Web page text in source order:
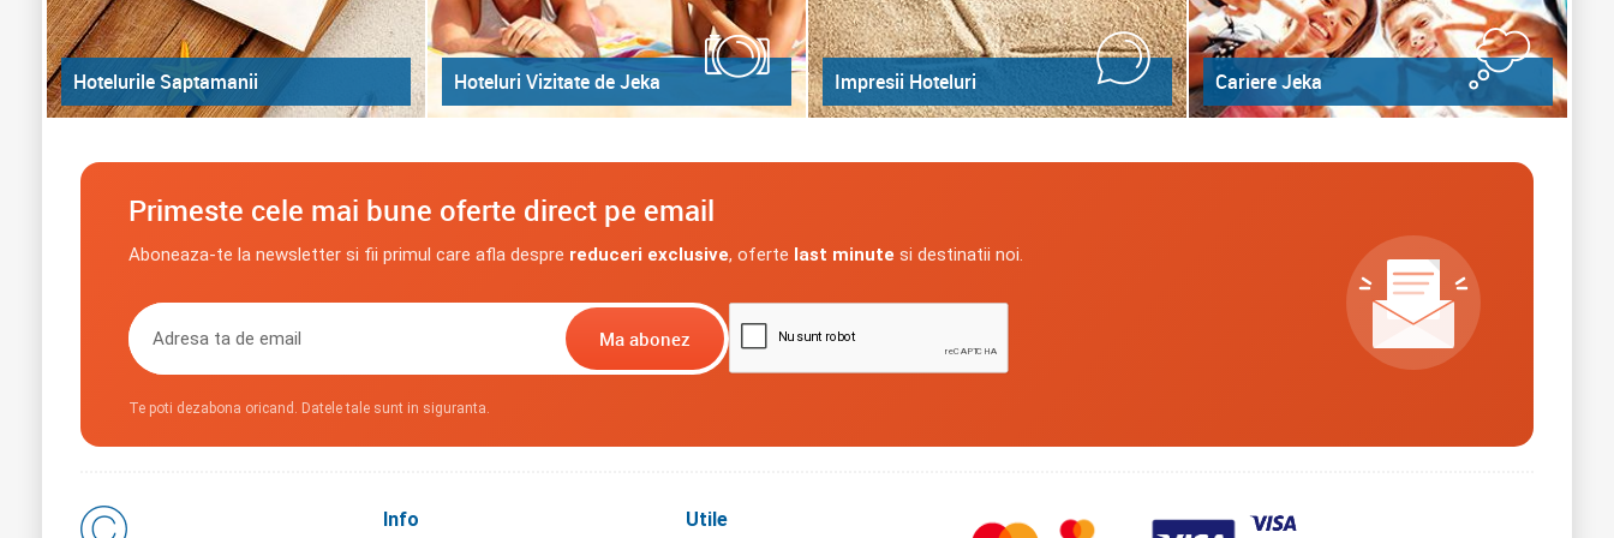
Hotelurile Saptamanii Hoteluri Vizitate de Jeka Impresii Hoteluri Cariere Jeka
Primeste cele mai bune oferte direct pe email
Aboneaza-te la newsletter si fii primul care afla despre reduceri exclusive, oferte last minute si destinatii noi.
Te poti dezabona oricand. Datele tale sunt in siguranta.
Info Utile